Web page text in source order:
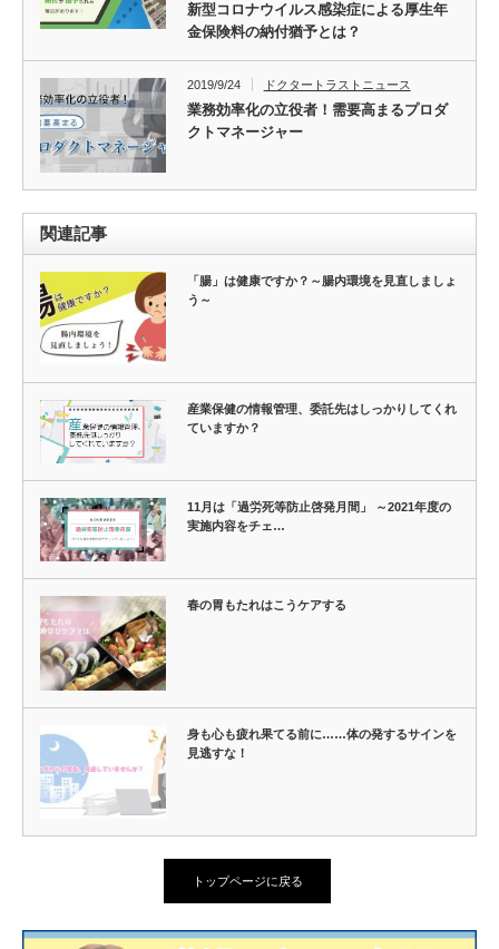
新型コロナウイルス感染症による厚生年
金保険料の納付猶予とは？
2019/9/24 ドクタートラストニュース
業務効率化の立役者！需要高まるプロダ
クトマネージャー
関連記事
「腸」は健康ですか？～腸内環境を見直しましょ
う～
産業保健の情報管理、委託先はしっかりしてくれ
ていますか？
11月は「過労死等防止啓発月間」 ～2021年度の
実施内容をチェ…
春の胃もたれはこうケアする
身も心も疲れ果てる前に……体の発するサインを
見逃すな！
トップページに戻る